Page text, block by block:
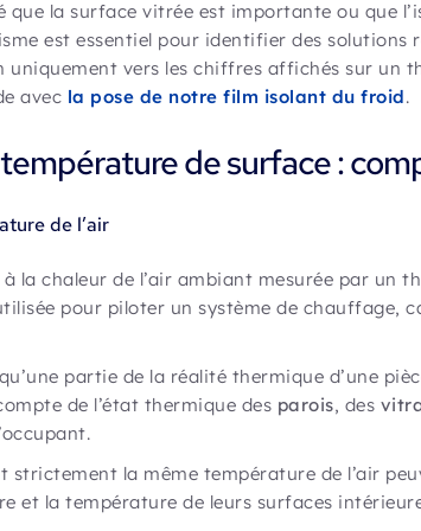
que la surface vitrée est importante ou que
est essentiel pour identifier des solutions
uniquement vers les chiffres affichés sur un
avec la pose de notre film isolant du froid.
de surface :
de l’air
la chaleur de l’air ambiant mesurée par un
pour piloter un système de chauffage,
partie de la réalité thermique d’une
de l’état thermique des parois, des
la même température de l’air
et la température de leurs surfaces